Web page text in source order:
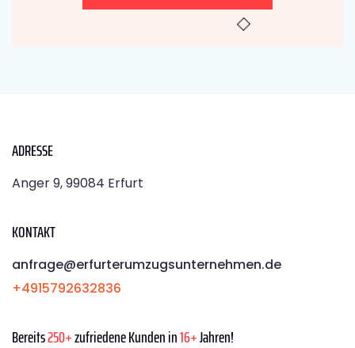
ADRESSE
Anger 9, 99084 Erfurt
KONTAKT
anfrage@erfurterumzugsunternehmen.de
+4915792632836
Bereits250+zufriedene Kunden in16+Jahren!